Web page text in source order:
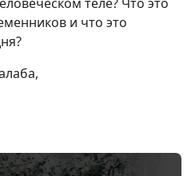
священнослужитель
Андрей Качалаба,
священнослужитель
Андрей Качалаба,
священнослужитель
#124
и что это